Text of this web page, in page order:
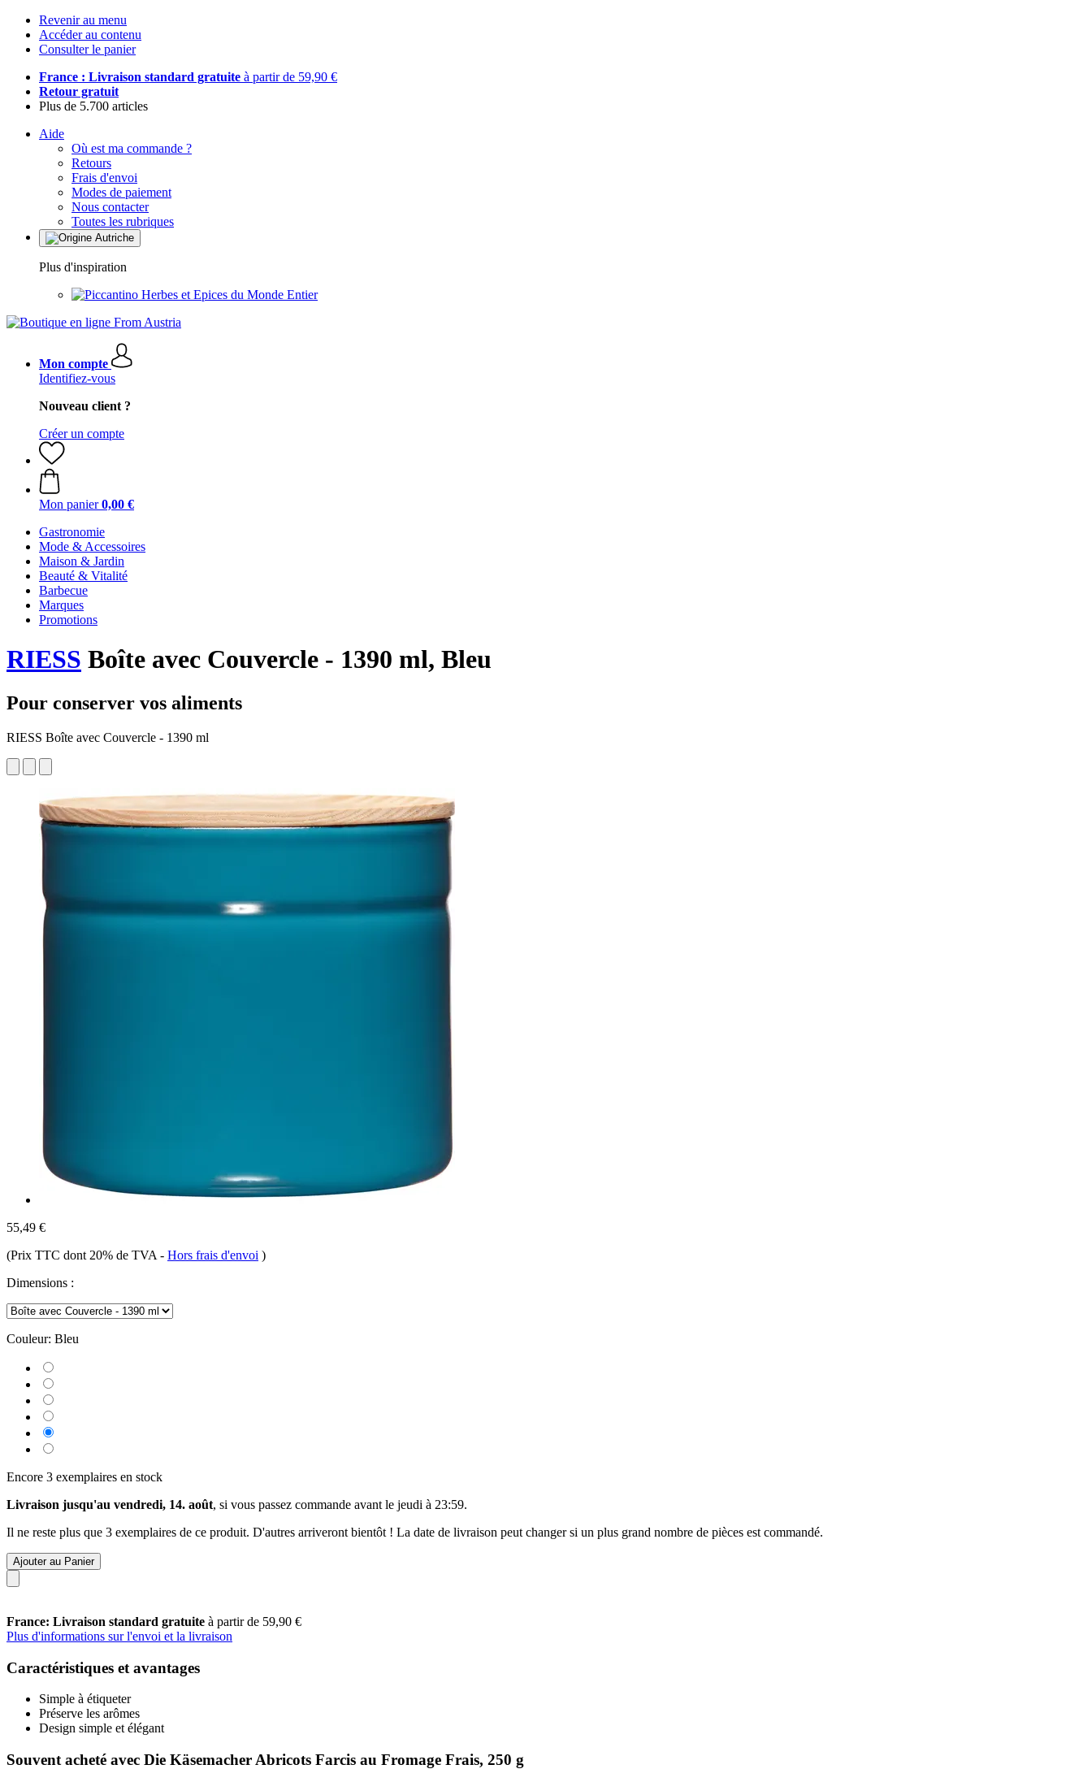
Revenir au menu
Accéder au contenu
Consulter le panier
France : Livraison standard gratuite à partir de 59,90 €
Retour gratuit
Plus de 5.700 articles
Aide
Où est ma commande ?
Retours
Frais d'envoi
Modes de paiement
Nous contacter
Toutes les rubriques
Plus d'inspiration
Herbes et Epices du Monde Entier
Mon compte
Identifiez-vous
Nouveau client ?
Créer un compte
Mon panier 0,00 €
Gastronomie
Mode & Accessoires
Maison & Jardin
Beauté & Vitalité
Barbecue
Marques
Promotions
RIESS Boîte avec Couvercle - 1390 ml, Bleu
Pour conserver vos aliments
RIESS Boîte avec Couvercle - 1390 ml
55,49 €
(Prix TTC dont 20% de TVA - Hors frais d'envoi )
Dimensions :
Couleur: Bleu
Encore 3 exemplaires en stock
Livraison jusqu'au vendredi, 14. août, si vous passez commande avant le jeudi à 23:59.
Il ne reste plus que 3 exemplaires de ce produit. D'autres arriveront bientôt ! La date de livraison peut changer si un plus grand nombre de pièces est commandé.
Ajouter au Panier
France: Livraison standard gratuite à partir de 59,90 €
Plus d'informations sur l'envoi et la livraison
Caractéristiques et avantages
Simple à étiqueter
Préserve les arômes
Design simple et élégant
Souvent acheté avec Die Käsemacher Abricots Farcis au Fromage Frais, 250 g